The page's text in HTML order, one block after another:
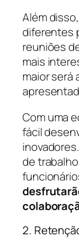
Além
diferentes
reuniões
mais
maior será
Com uma
fácil
de
2.